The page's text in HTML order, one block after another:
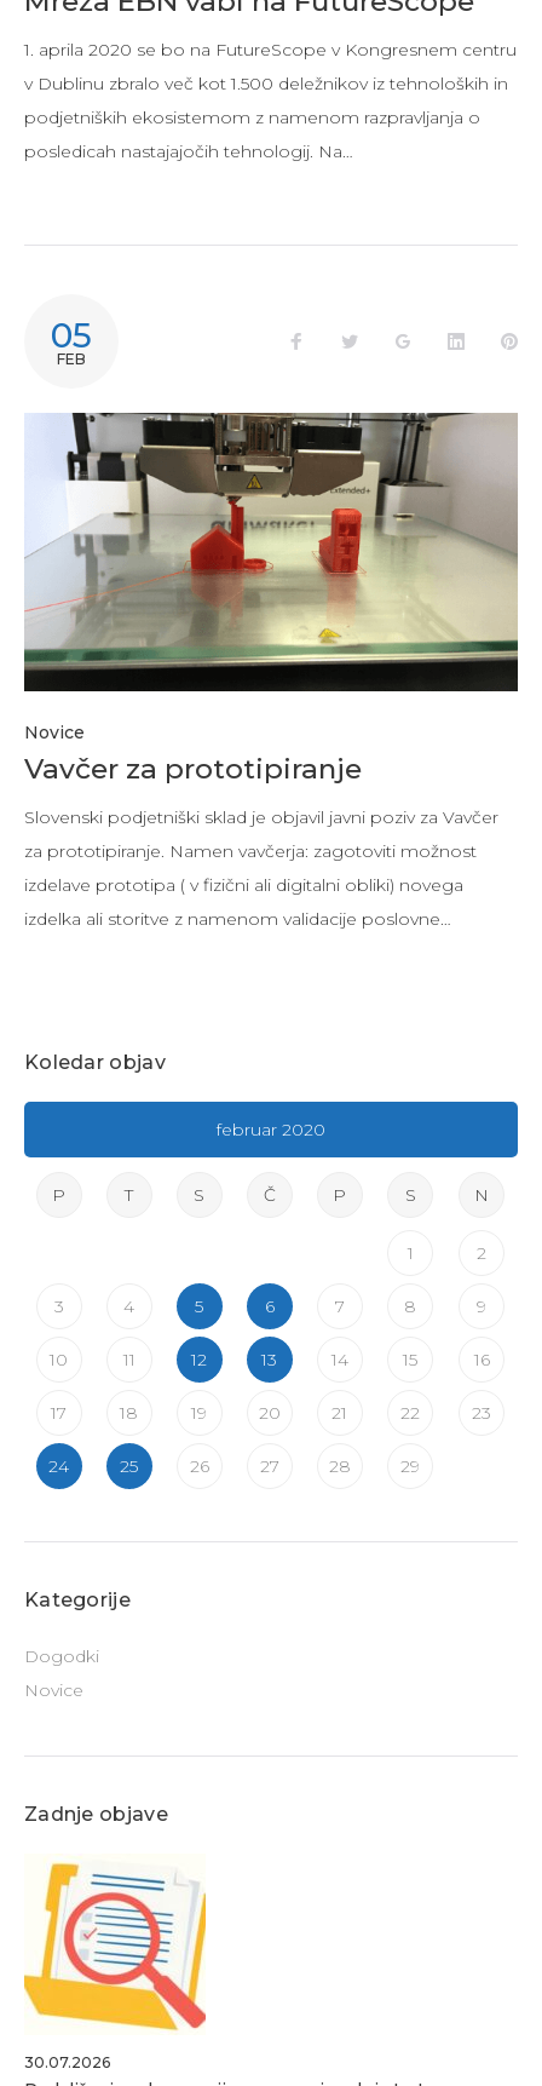
1. aprila 2020 se bo na FutureScope v Kongresnem centru
v Dublinu zbralo več kot 1.500 deležnikov iz tehnoloških in
podjetniških ekosistemom z namenom razpravljanja o
posledicah nastajajočih tehnologij. Na…
05
FEB
FacebookTwitter Google+LinkedIn
Novice
Vavčer za prototipiranje
Slovenski podjetniški sklad je objavil javni poziv za Vavčer
za prototipiranje. Namen vavčerja: zagotoviti možnost
izdelave prototipa ( v fizični ali digitalni obliki) novega
izdelka ali storitve z namenom validacije poslovne…
Koledar objav
februar 2020
P T S Č P S N
1 2
3 4 5 6 7 8 9
10 11 12 13 14 15 16
17 18 19 20 21 22 23
24 25 26 27 28 29
Kategorije
Dogodki
Novice
Zadnje objave
30.07.2026